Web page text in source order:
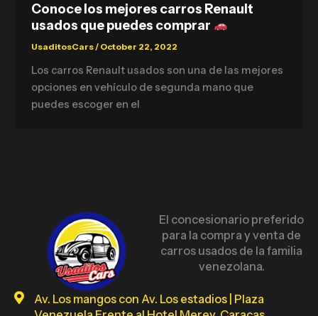
Conoce los mejores carros Renault
usados que puedes comprar
UsaditosCars/ October 22, 2022
Los carros Renault usados son una de las mejores
opciones en vehículo de segunda mano que
puedes escoger en el
El concesionario preferido
para la compra y venta de
carros usados de la familia
venezolana.
Av. Los mangos con Av. Los estadios | Plaza